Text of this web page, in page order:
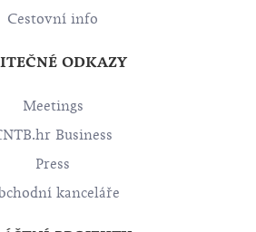
Cestovní info
ODKAZY
Meetings
Business
Press
kanceláře